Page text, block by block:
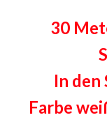
30
In den
Farbe